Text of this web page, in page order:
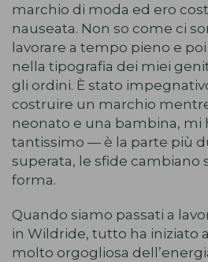
marchio di moda ed ero
nauseata. Non so come ci
lavorare a tempo pieno e poi
nella tipografia dei miei
gli ordini. È stato
costruire un marchio
neonato e una bambina, mi
tantissimo — è la parte più
superata, le sfide
forma.
Quando siamo passati a
in Wildride, tutto ha iniziato
molto orgogliosa